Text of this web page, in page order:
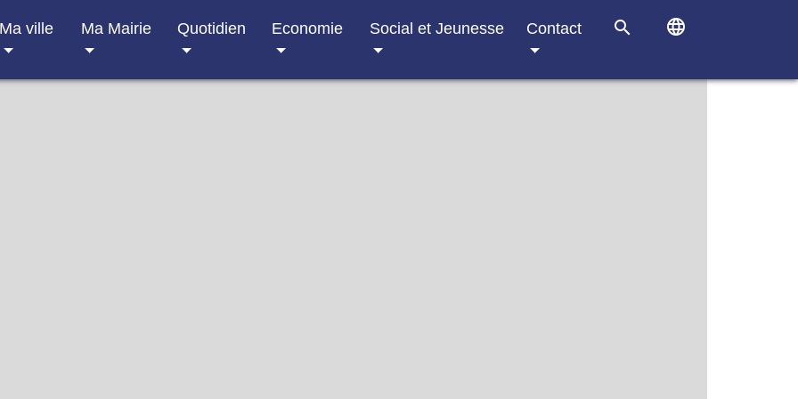
Ma ville Ma Mairie Quotidien Economie Social et Jeunesse Contact search language